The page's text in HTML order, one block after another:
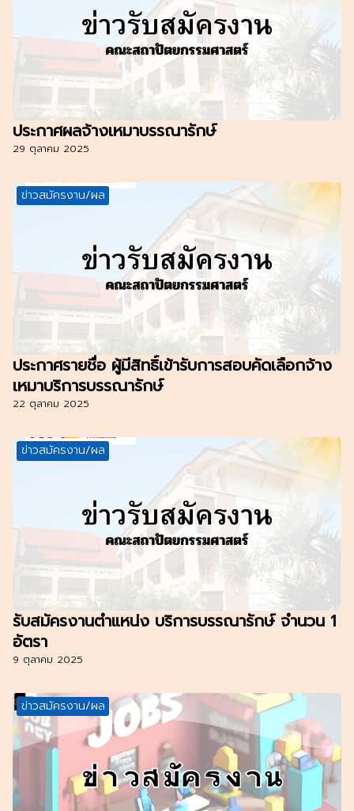
ประกาศผลจ้างเหมาบรรณารักษ์
29 ตุลาคม 2025
ข่าวสมัครงาน/ผล
ประกาศรายชื่อ ผู้มีสิทธิ์เข้ารับการสอบคัดเลือกจ้าง
เหมาบริการบรรณารักษ์
22 ตุลาคม 2025
ข่าวสมัครงาน/ผล
รับสมัครงานตำแหน่ง บริการบรรณารักษ์ จำนวน 1
อัตรา
9 ตุลาคม 2025
ข่าวสมัครงาน/ผล